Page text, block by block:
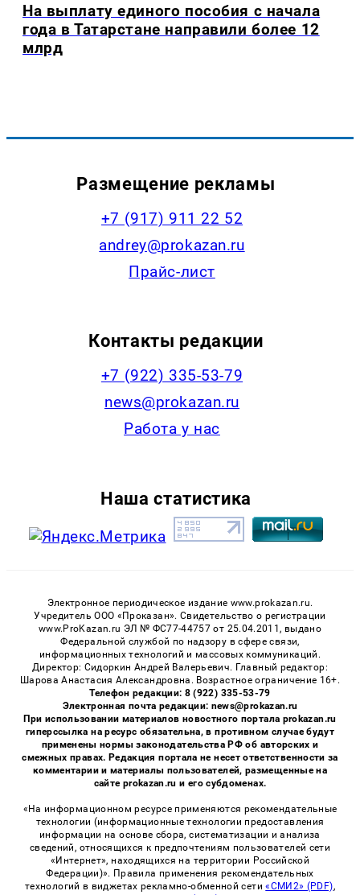
На выплату единого пособия с начала
года в Татарстане направили более 12
млрд
Размещение рекламы
+7 (917) 911 22 52
andrey@prokazan.ru
Прайс-лист
Контакты редакции
+7 (922) 335-53-79
news@prokazan.ru
Работа у нас
Наша статистика
Электронное периодическое издание www.prokazan.ru.
Учредитель ООО «Проказан». Cвидетельство о регистрации
www.ProKazan.ru ЭЛ № ФС77-44757 от 25.04.2011, выдано
Федеральной службой по надзору в сфере связи,
информационных технологий и массовых коммуникаций.
Директор: Сидоркин Андрей Валерьевич. Главный редактор:
Шарова Анастасия Александровна. Возрастное ограничение 16+.
Телефон редакции: 8 (922) 335-53-79
Электронная почта редакции: news@prokazan.ru
При использовании материалов новостного портала prokazan.ru
гиперссылка на ресурс обязательна, в противном случае будут
применены нормы законодательства РФ об авторских и
смежных правах. Редакция портала не несет ответственности за
комментарии и материалы пользователей, размещенные на
сайте prokazan.ru и его субдоменах.
«На информационном ресурсе применяются рекомендательные
технологии (информационные технологии предоставления
информации на основе сбора, систематизации и анализа
сведений, относящихся к предпочтениям пользователей сети
«Интернет», находящихся на территории Российской
Федерации)». Правила применения рекомендательных
технологий в виджетах рекламно-обменной сети«СМИ2» (PDF),